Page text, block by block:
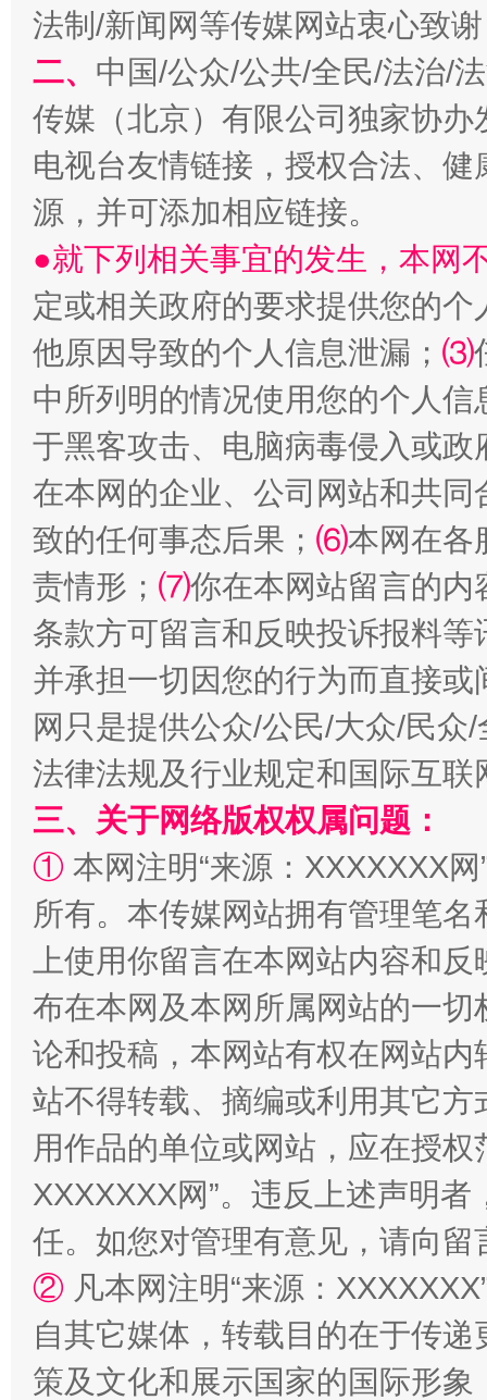
“刷贴”乱象丛生
生
揭批美国五大"原罪" "炒
解纷+调解+退费，一次搞定
站台名比不上好声名
漫山遍野的桃花与雪山、麦地、白藏房 除
法制/新闻网等传媒网站衷心致
二、 中国/公众/公共/全民/法治/
传媒（北京）有限公司独家协
电视台友情链接，授权合法、
源，并可添加相应链接。
●就下列相关事宜的发生，本网
定或相关政府的要求提供您的个
他原因导致的个人信息泄漏； ⑶
中所列明的情况使用您的个人
于黑客攻击、电脑病毒侵入或
在本网的企业、公司网站和共
致的任何事态后果； ⑹本网在各
责情形； ⑺你在本网站留言的内
条款方可留言和反映投诉报料
并承担一切因您的行为而直接
网只是提供公众/公民/大众/民
法律法规及行业规定和国际互
三、关于网络版权权属问题：
① 本网注明“来源：XXXXXXX
所有。本传媒网站拥有管理笔
上使用你留言在本网站内容和
布在本网及本网所属网站的一
论和投稿，本网站有权在网站
站不得转载、摘编或利用其它
用作品的单位或网站，应在授
XXXXXXX网”。违反上述声明
任。如您对管理有意见，请向
② 凡本网注明“来源：
自其它媒体，转载目的在于传
策及文化和展示国家的国际形